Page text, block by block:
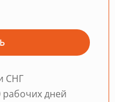
СНГ
рабочих дней